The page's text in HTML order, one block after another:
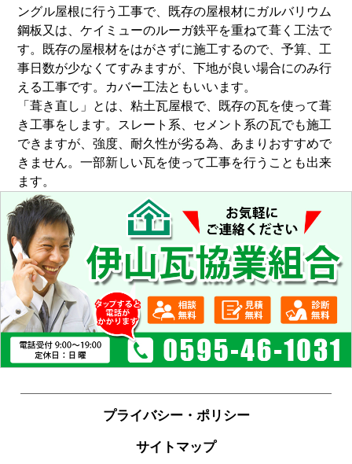
ングル屋根に行う工事で、既存の屋根材にガルバリウム
鋼板又は、ケイミューのルーガ鉄平を重ねて葺く工法で
す。既存の屋根材をはがさずに施工するので、予算、工
事日数が少なくてすみますが、下地が良い場合にのみ行
える工事です。カバー工法ともいいます。
「葺き直し」とは、粘土瓦屋根で、既存の瓦を使って葺
き工事をします。スレート系、セメント系の瓦でも施工
できますが、強度、耐久性が劣る為、あまりおすすめで
きません。一部新しい瓦を使って工事を行うことも出来
ます。
プライバシー・ポリシー
サイトマップ